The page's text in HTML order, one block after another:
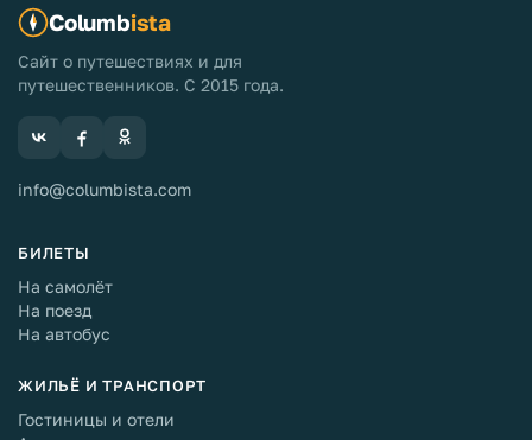
Columbista
Сайт о путешествиях и для
путешественников. С 2015 года.
info@columbista.com
БИЛЕТЫ
На самолёт
На поезд
На автобус
ЖИЛЬЁ И ТРАНСПОРТ
Гостиницы и отели